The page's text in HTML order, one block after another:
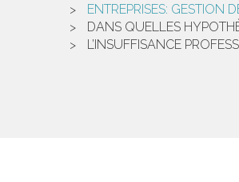
ENTREPRISES: GESTION
DANS QUELLES
L’INSUFFISANCE